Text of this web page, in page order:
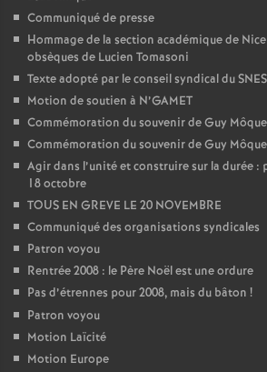
Communiqué de presse
Hommage de la section académique de
obsèques de Lucien Tomasoni
Texte adopté par le conseil syndical du SNES
Motion de soutien à N’GAMET
Commémoration du souvenir de Guy
Commémoration du souvenir de Guy
Agir dans l’unité et construire sur la durée :
18 octobre
TOUS EN GREVE LE 20 NOVEMBRE
Communiqué des organisations syndicales
Patron voyou
Rentrée 2008 : le Père Noël est une ordure
Pas d’étrennes pour 2008, mais du bâton !
Patron voyou
Motion Laïcité
Motion Europe